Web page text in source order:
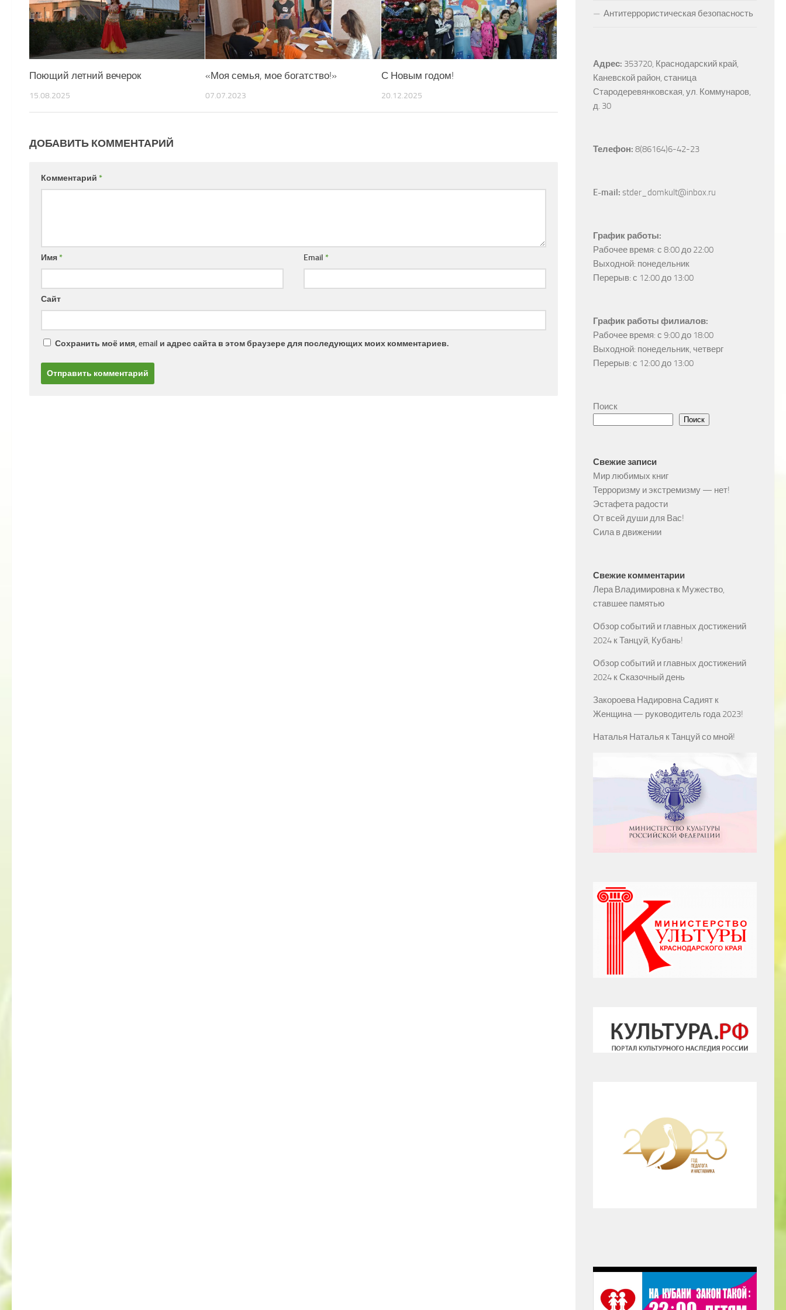
Поющий летний вечерок
15.08.2025
«Моя семья, мое богатство!»
07.07.2023
С Новым годом!
20.12.2025
ДОБАВИТЬ КОММЕНТАРИЙ
Комментарий *
Имя* Email*
Сайт
Сохранить моё имя, email и адрес сайта в этом браузере для последующих моих комментариев.
Антитеррористическая безопасность
Адрес: 353720, Краснодарский край,
Каневской район, станица
Стародеревянковская, ул. Коммунаров,
д. 30
Телефон: 8(86164)6-42-23
E-mail: stder_domkult@inbox.ru
График работы:
Рабочее время: с 8:00 до 22:00
Выходной: понедельник
Перерыв: с 12:00 до 13:00
График работы филиалов:
Рабочее время: с 9:00 до 18:00
Выходной: понедельник, четверг
Перерыв: с 12:00 до 13:00
Поиск
Поиск
Свежие записи
Мир любимых книг
Терроризму и экстремизму — нет!
Эстафета радости
От всей души для Вас!
Сила в движении
Свежие комментарии
Лера Владимировнак Мужество,
ставшее памятью
Обзор событий и главных достижений
2024 кТанцуй, Кубань!
Обзор событий и главных достижений
2024 кСказочный день
Закороева Надировна Садият к
Женщина — руководитель года 2023!
Наталья Наталья кТанцуй со мной!